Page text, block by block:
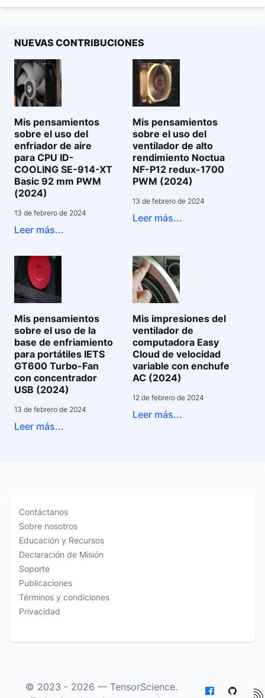
NUEVAS CONTRIBUCIONES
Mis pensamientos
sobre el uso del
enfriador de aire
para CPU ID-
COOLING SE-914-XT
Basic 92 mm PWM
(2024)
13 de febrero de 2024
Leer más...
Mis pensamientos
sobre el uso del
ventilador de alto
rendimiento Noctua
NF-P12 redux-1700
PWM (2024)
13 de febrero de 2024
Leer más...
Mis pensamientos
sobre el uso de la
base de enfriamiento
para portátiles IETS
GT600 Turbo-Fan
con concentrador
USB (2024)
13 de febrero de 2024
Leer más...
Mis impresiones del
ventilador de
computadora Easy
Cloud de velocidad
variable con enchufe
AC (2024)
12 de febrero de 2024
Leer más...
Contáctanos
Sobre nosotros
Educación y Recursos
Declaración de Misión
Soporte
Publicaciones
Términos y condiciones
Privacidad
© 2023 - 2026 — TensorScience.